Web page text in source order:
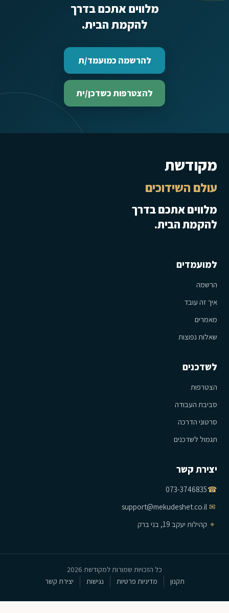
מלווים אתכם בדרך
להקמת הבית.
להרשמה כמועמד/ת
להצטרפות כשדכן/ית
מקודשת
עולם השידוכים
מלווים אתכם בדרך
להקמת הבית.
למועמדים
הרשמה
איך זה עובד
מאמרים
שאלות נפוצות
לשדכנים
הצטרפות
סביבת העבודה
סרטוני הדרכה
תגמול לשדכנים
יצירת קשר
☎
073-3746835
✉
support@mekudeshet.co.il
⌖ קהילות יעקב 19, בני ברק
כל הזכויות שמורות למקודשת 2026
תקנון
מדיניות פרטיות נגישות יצירת קשר